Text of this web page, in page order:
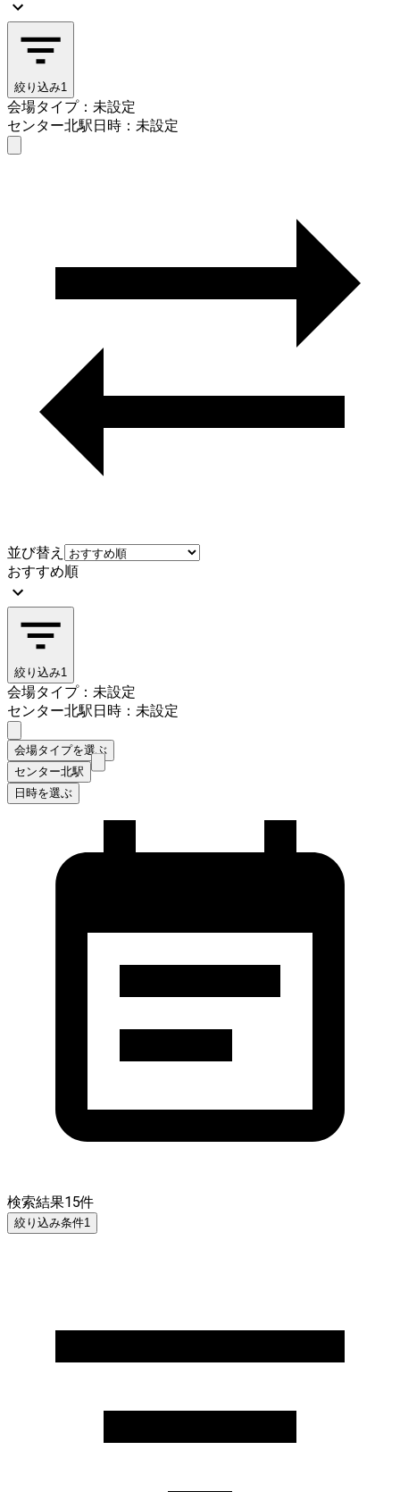
絞り込み1
会場タイプ：未設定
センター北駅日時：未設定
並び替え
おすすめ順
絞り込み1
会場タイプ：未設定
センター北駅日時：未設定
会場タイプを選ぶ
センター北駅
日時を選ぶ
検索結果15件
絞り込み条件1